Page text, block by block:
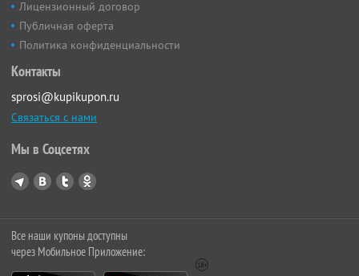
Лицензионный договор
Публичная оферта
Политика конфиденциальности
Контакты
sprosi@kupikupon.ru
Связаться с нами
Мы в Соцсетях
Все наши купоны доступны
через Мобильное Приложение: